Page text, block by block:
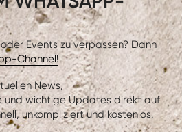
Events zu verpassen? Dann
Channel!
News,
und wichtige Updates direkt auf
unkompliziert und kostenlos.